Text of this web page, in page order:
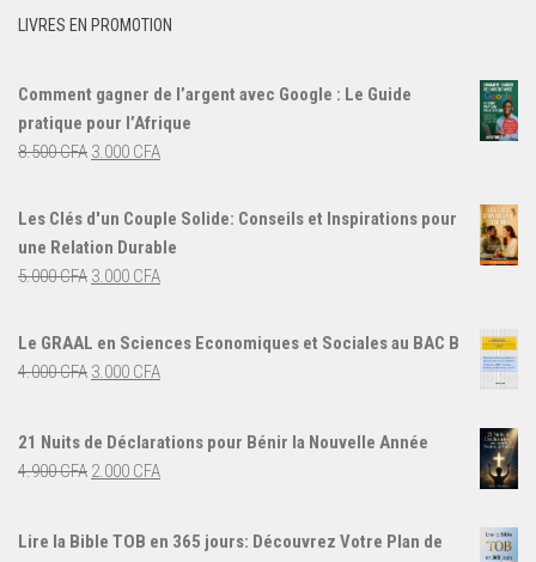
LIVRES EN PROMOTION
Comment gagner de l’argent avec Google : Le Guide
pratique pour l’Afrique
8.500CFA Le
initial
était :
8.500 CFA.
3.000 CFALe
actuel
est :
Les Clés d'un Couple Solide: Conseils et Inspirations pour
une Relation Durable
5.000CFA Le
initial
était :
3.000 CFALe
actuel
Le GRAAL en Sciences Economiques et Sociales au BAC B
4.000CFA Le
4.000 CFA.
3.000 CFALe
3.000 CFA.
21 Nuits de Déclarations pour Bénir la Nouvelle Année
4.900CFA Le
2.000 CFALe
Lire la Bible TOB en 365 jours: Découvrez Votre Plan de